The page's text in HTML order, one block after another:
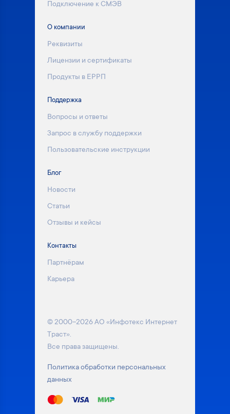
Подключение к СМЭВ
О компании
Реквизиты
Лицензии и сертификаты
Продукты в ЕРРП
Поддержка
Вопросы и ответы
Запрос в службу поддержки
Пользовательские инструкции
Блог
Новости
Статьи
Отзывы и кейсы
Контакты
Партнёрам
Карьера
© 2000–2026 АО «Инфотекс Интернет
Траст».
Все права защищены.
Политика обработки персональных
данных